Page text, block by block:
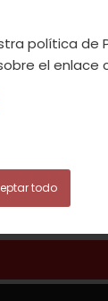
política de
el enlace
todo